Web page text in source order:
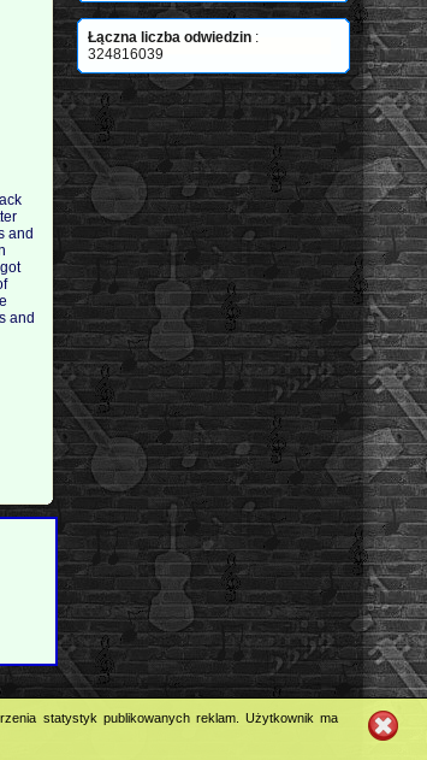
and
and
Łączna liczba odwiedzin :
324816039
statystyk publikowanych reklam. Użytkownik ma